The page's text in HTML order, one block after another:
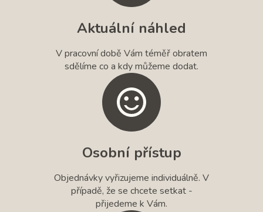
Aktuální náhled
V pracovní době Vám téměř obratem
sdělíme co a kdy můžeme dodat.
Osobní přístup
Objednávky vyřizujeme individuálně. V
případě, že se chcete setkat -
přijedeme k Vám.